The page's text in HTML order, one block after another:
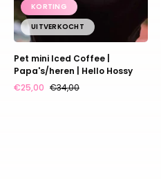
main
KORTING
UITVERKOCHT
Pet mini Iced Coffee |
Papa's/heren | Hello Hossy
€25,00 €34,00